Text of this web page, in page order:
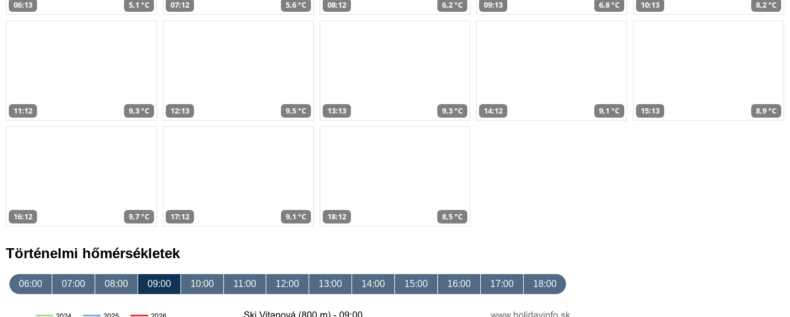
06:13 5,1 °C 07:12 5,6 °C 08:12 6,2 °C 09:13 6,8 °C 10:13 8,2 °C
11:12 9,3 °C 12:13 9,5 °C 13:13 9,3 °C 14:12 9,1 °C 15:13 8,9 °C
16:12 9,7 °C 17:12 9,1 °C 18:12 8,5 °C
Történelmi hőmérsékletek
06:00 07:00 08:00 09:00 10:00 11:00 12:00 13:00 14:00 15:00 16:00 17:00 18:00